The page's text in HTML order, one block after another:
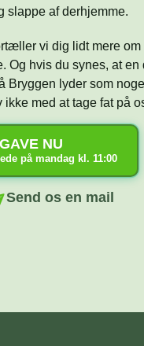
slappe af derhjemme.
vi dig lidt mere om
Og hvis du synes, at en
Bryggen lyder som
ikke med at tage fat på
NU
på mandag kl. 11:00
Send os en mail